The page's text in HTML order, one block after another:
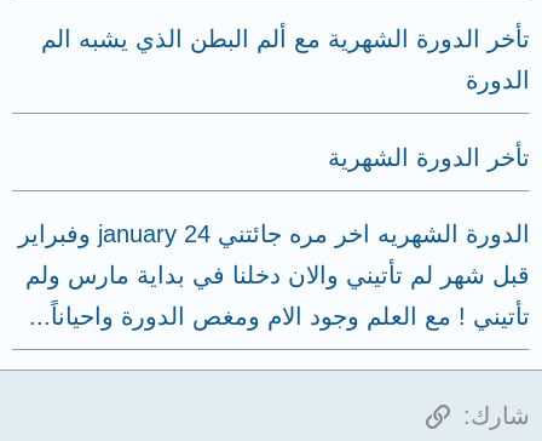
تأخر الدورة الشهرية مع ألم البطن الذي يشبه الم
الدورة
تأخر الدورة الشهرية
الدورة الشهريه اخر مره جائتني 24 january وفبراير
قبل شهر لم تأتيني والان دخلنا في بداية مارس ولم
تأتيني ! مع العلم وجود الام ومغص الدورة واحياناً...
شارك: الرابط